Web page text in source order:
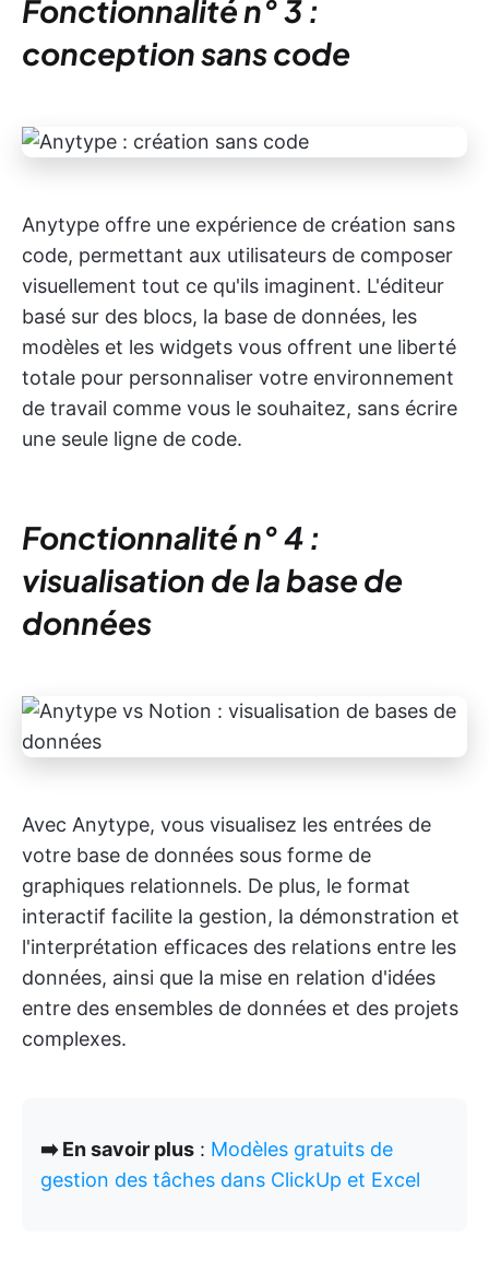
Fonctionnalité n° 3 :
conception sans code
Anytype offre une expérience de création sans
code, permettant aux utilisateurs de composer
visuellement tout ce qu'ils imaginent. L'éditeur
basé sur des blocs, la base de données, les
modèles et les widgets vous offrent une liberté
totale pour personnaliser votre environnement
de travail comme vous le souhaitez, sans écrire
une seule ligne de code.
Fonctionnalité n° 4 :
visualisation de la base de
données
Avec Anytype, vous visualisez les entrées de
votre base de données sous forme de
graphiques relationnels. De plus, le format
interactif facilite la gestion, la démonstration et
l'interprétation efficaces des relations entre les
données, ainsi que la mise en relation d'idées
entre des ensembles de données et des projets
complexes.
➡️ En savoir plus : Modèles gratuits de
gestion des tâches dans ClickUp et Excel